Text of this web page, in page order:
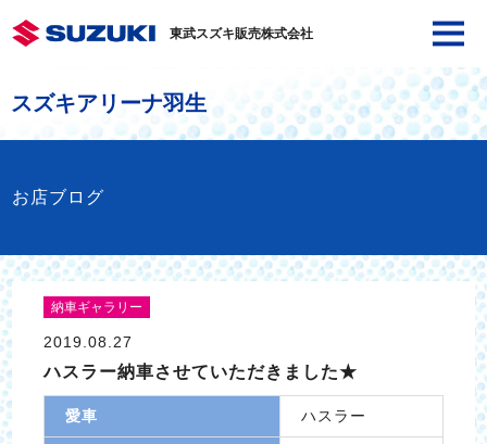
東武スズキ販売株式会社
スズキアリーナ羽生
お店ブログ
納車ギャラリー
2019.08.27
ハスラー納車させていただきました★
愛車 ハスラー